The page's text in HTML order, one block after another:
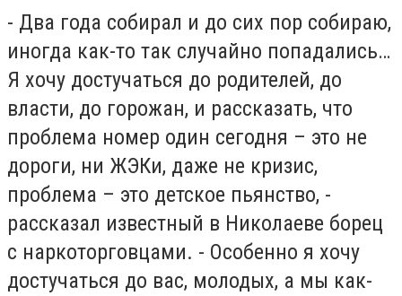
- Два года собирал и до сих пор собираю,
иногда как-то так случайно попадались…
Я хочу достучаться до родителей, до
власти, до горожан, и рассказать, что
проблема номер один сегодня – это не
дороги, ни ЖЭКи, даже не кризис,
проблема – это детское пьянство, -
рассказал известный в Николаеве борец
с наркоторговцами. - Особенно я хочу
достучаться до вас, молодых, а мы как-